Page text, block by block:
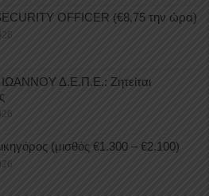
SECURITY OFFICER (€8,75 την ώρα)
Δ.Ε.Π.Ε.: Ζητείται
(μισθός €1.300 – €2.100)